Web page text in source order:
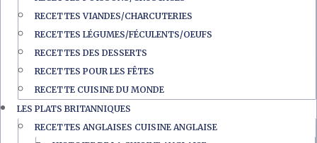
RECETTES VIANDES/CHARCUTERIES
RECETTES LÉGUMES/FÉCULENTS/OEUFS
RECETTES DES DESSERTS
RECETTES POUR LES FÊTES
RECETTE CUISINE DU MONDE
LES PLATS BRITANNIQUES
RECETTES ANGLAISES CUISINE ANGLAISE